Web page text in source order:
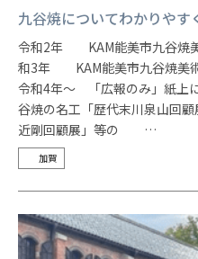
九谷焼についてわかりやす
令和2年 KAM能美市九谷焼
和3年 KAM能美市九谷焼美
令和4年～ 「広報のみ」紙上
谷焼の名工「歴代末川泉山回
近剛回顧展」等の …
加賀